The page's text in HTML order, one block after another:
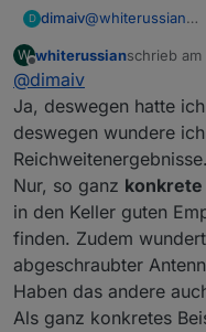
D dimaiv@whiterussian
https://
wegen keine
Hast du das hier
ich-den-cc2531-
W
Offline
whiterussianschrieb am
zuletzt
@dimaiv
Ja, deswegen hatte
deswegen wundere
Reichweitenergebnisse.
Nur, so ganz konkrete
in den Keller guten
finden. Zudem
abgeschraubter
Haben das andere
Als ganz konkretes